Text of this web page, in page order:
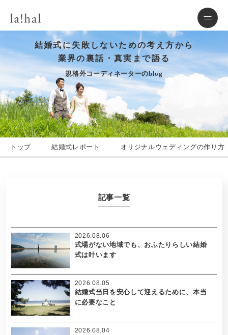
結婚式に失敗しないための考え方から
業界の裏話・真実まで語る
規格外コーディネーターのblog
トップ 結婚式レポート オリジナルウェディングの作り方
記事一覧
式場がない地域でも、おふたりらしい結婚
式は叶います
2026.08.06
結婚式当日を安心して迎えるために、本当
に必要なこと
2026.08.05
2026.08.04